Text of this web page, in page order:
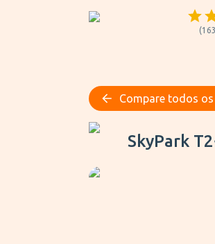
(
Compare todos
SkyPark T2
SkyPark T2